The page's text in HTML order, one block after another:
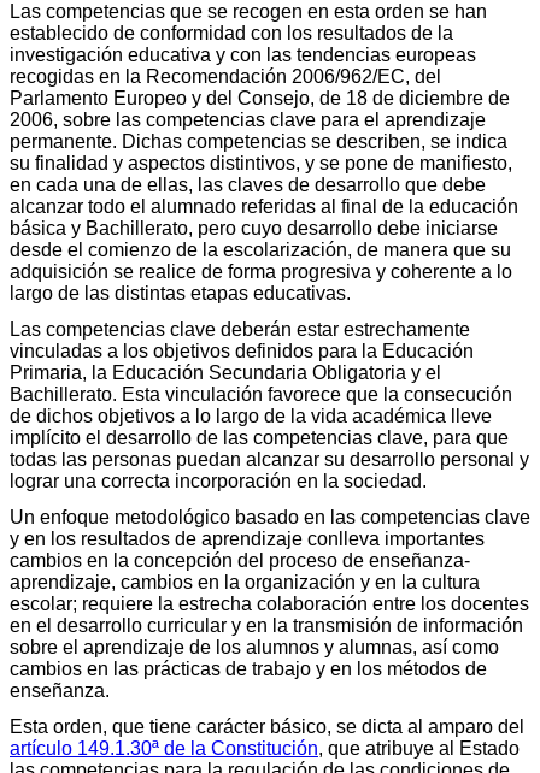
Las competencias que se recogen en esta orden se han
establecido de conformidad con los resultados de la
investigación educativa y con las tendencias europeas
recogidas en la Recomendación 2006/962/EC, del
Parlamento Europeo y del Consejo, de 18 de diciembre de
2006, sobre las competencias clave para el aprendizaje
permanente. Dichas competencias se describen, se indica
su finalidad y aspectos distintivos, y se pone de manifiesto,
en cada una de ellas, las claves de desarrollo que debe
alcanzar todo el alumnado referidas al final de la educación
básica y Bachillerato, pero cuyo desarrollo debe iniciarse
desde el comienzo de la escolarización, de manera que su
adquisición se realice de forma progresiva y coherente a lo
largo de las distintas etapas educativas.
Las competencias clave deberán estar estrechamente
vinculadas a los objetivos definidos para la Educación
Primaria, la Educación Secundaria Obligatoria y el
Bachillerato. Esta vinculación favorece que la consecución
de dichos objetivos a lo largo de la vida académica lleve
implícito el desarrollo de las competencias clave, para que
todas las personas puedan alcanzar su desarrollo personal y
lograr una correcta incorporación en la sociedad.
Un enfoque metodológico basado en las competencias clave
y en los resultados de aprendizaje conlleva importantes
cambios en la concepción del proceso de enseñanza-
aprendizaje, cambios en la organización y en la cultura
escolar; requiere la estrecha colaboración entre los docentes
en el desarrollo curricular y en la transmisión de información
sobre el aprendizaje de los alumnos y alumnas, así como
cambios en las prácticas de trabajo y en los métodos de
enseñanza.
Esta orden, que tiene carácter básico, se dicta al amparo del
artículo 149.1.30ª de la Constitución, que atribuye al Estado